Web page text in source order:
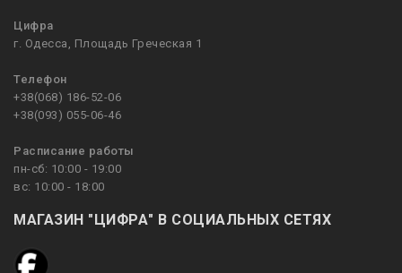
Цифра
г. Одесса, Площадь Греческая 1
Телефон
+38(068) 186-52-06
+38(093) 055-06-46
Расписание работы
пн-сб: 10:00 - 19:00
вс: 10:00 - 18:00
МАГАЗИН "ЦИФРА" В СОЦИАЛЬНЫХ СЕТЯХ